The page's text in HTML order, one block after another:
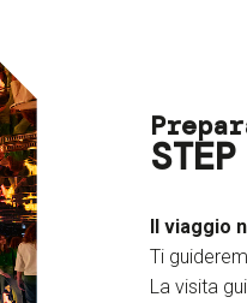
STEP
Il viaggio
Ti
La visita